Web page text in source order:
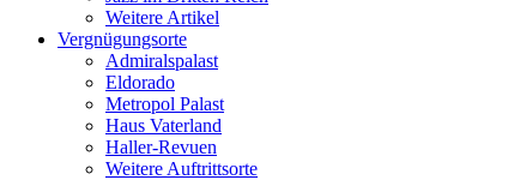
Weitere Artikel
Vergnügungsorte
Admiralspalast
Eldorado
Metropol Palast
Haus Vaterland
Haller-Revuen
Weitere Auftrittsorte